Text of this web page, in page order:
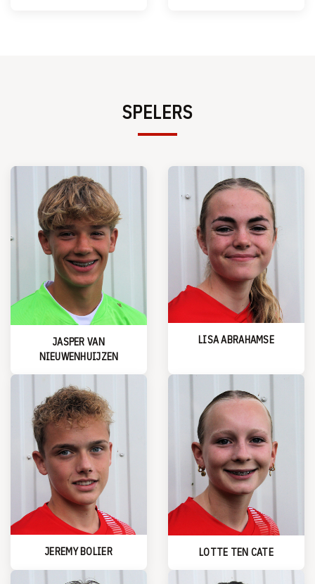
SPELERS
JASPER VAN
NIEUWENHUIJZEN
LISA ABRAHAMSE
JEREMY BOLIER LOTTE TEN CATE